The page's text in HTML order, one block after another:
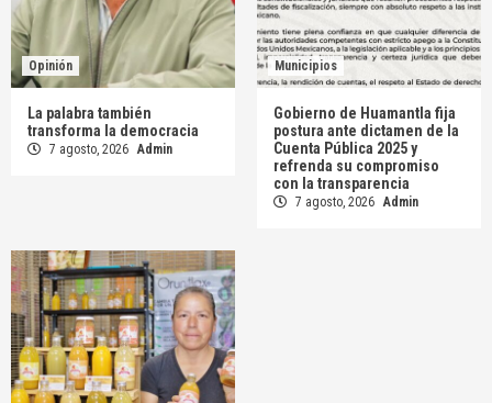
Opinión
La palabra también
transforma la democracia
7 agosto, 2026 Admin
Municipios
Gobierno de Huamantla fija
postura ante dictamen de la
Cuenta Pública 2025 y
refrenda su compromiso
con la transparencia
7 agosto, 2026 Admin